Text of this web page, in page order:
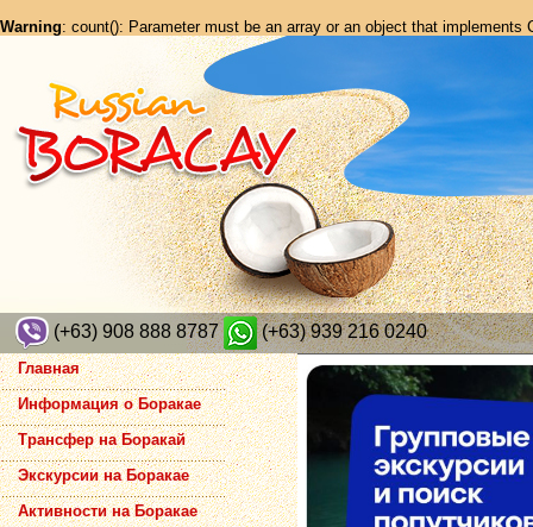
Warning: count(): Parameter must be an array or an object that implements
(+63) 908 888 8787 (+63) 939 216 0240
Главная
Информация о Боракае
Трансфер на Боракай
Экскурсии на Боракае
Активности на Боракае